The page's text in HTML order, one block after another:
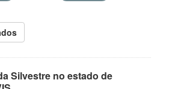
Silvestre no estado de